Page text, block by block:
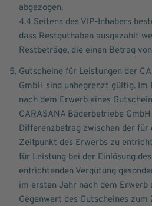
abgezogen.
4.4 Seitens des VIP-Inhabers
dass Restguthaben ausgezahlt
Restbeträge, die einen Betrag
Gutscheine für Leistungen der
GmbH sind unbegrenzt gültig. Im
nach dem Erwerb eines
CARASANA Bäderbetriebe
Differenzbetrag zwischen der
Zeitpunkt des Erwerbs zu
für Leistung bei der Einlösung
entrichtenden Vergütung
im ersten Jahr nach dem Erwerb
Gegenwert des Gutscheines